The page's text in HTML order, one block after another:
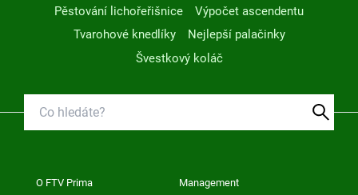
Pěstování lichořeřišnice
Výpočet ascendentu
Tvarohové knedlíky
Nejlepší palačinky
Švestkový koláč
O FTV Prima Management